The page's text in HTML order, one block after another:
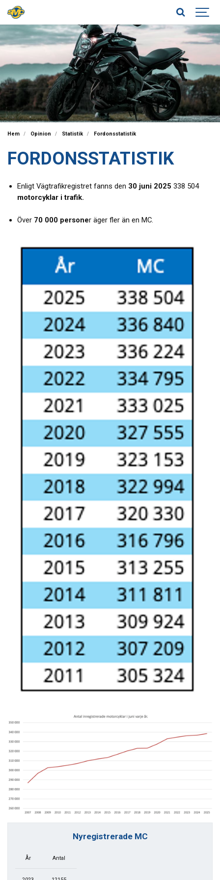
Hem Opinion Statistik Fordonsstatistik
FORDONSSTATISTIK
Enligt Vägtrafikregistret fanns den 30 juni 2025 338 504
motorcyklar i trafik.
Över 70 000 personer äger fler än en MC.
Nyregistrerade MC
År Antal